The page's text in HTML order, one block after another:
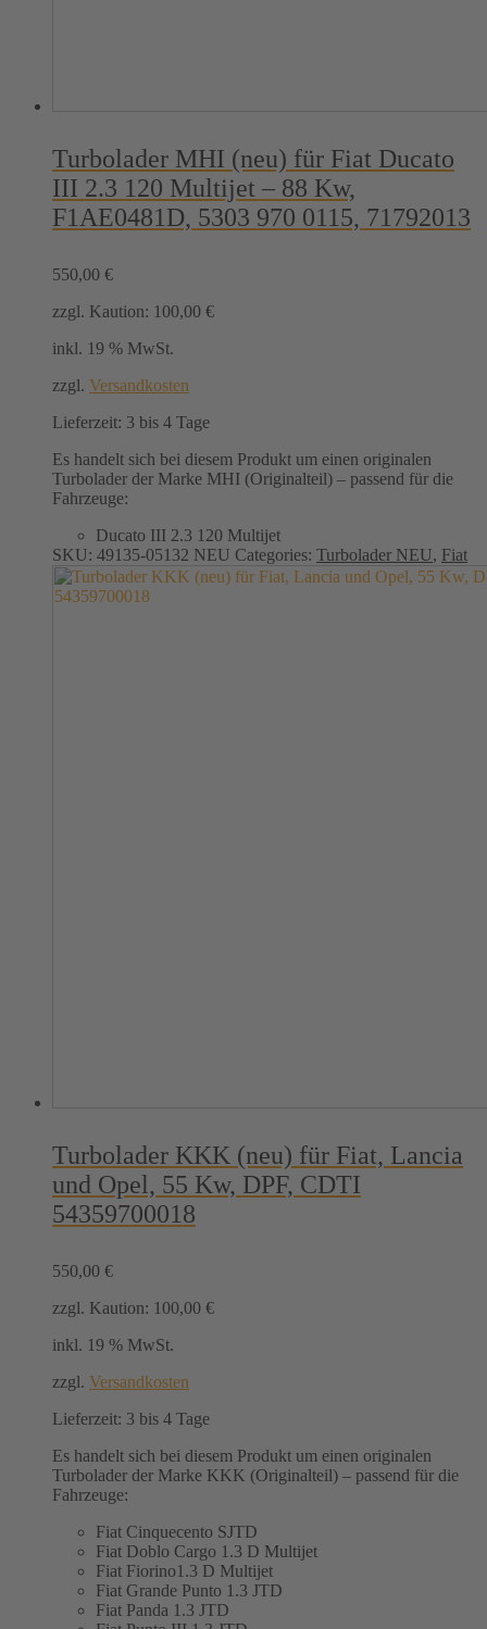
Turbolader MHI (neu) für Fiat Ducato
III 2.3 120 Multijet – 88 Kw,
F1AE0481D, 5303 970 0115, 71792013
550,00 €
zzgl. Kaution: 100,00 €
inkl. 19 % MwSt.
zzgl. Versandkosten
Lieferzeit: 3 bis 4 Tage
Es handelt sich bei diesem Produkt um einen originalen
Turbolader der Marke MHI (Originalteil) – passend für die
Fahrzeuge:
Ducato III 2.3 120 Multijet
SKU: 49135-05132 NEU Categories: Turbolader NEU, Fiat
Turbolader KKK (neu) für Fiat, Lancia
und Opel, 55 Kw, DPF, CDTI
54359700018
550,00 €
zzgl. Kaution: 100,00 €
inkl. 19 % MwSt.
zzgl. Versandkosten
Lieferzeit: 3 bis 4 Tage
Es handelt sich bei diesem Produkt um einen originalen
Turbolader der Marke KKK (Originalteil) – passend für die
Fahrzeuge:
Fiat Cinquecento SJTD
Fiat Doblo Cargo 1.3 D Multijet
Fiat Fiorino1.3 D Multijet
Fiat Grande Punto 1.3 JTD
Fiat Panda 1.3 JTD